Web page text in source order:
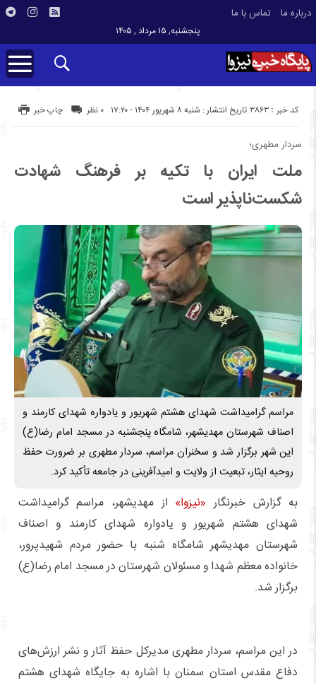
درباره ما تماس با ما
پنجشنبه, ۱۵ مرداد , ۱۴۰۵
تاریخ انتشار : شنبه ۸ شهریور ۱۴۰۴ - ۱۷:۲۰ کد خبر : 3863 چاپ خبر ۰ نظر
سردار مطهری؛
ملت ایران با تکیه بر فرهنگ شهادت
شکست‌ناپذیر است
مراسم گرامیداشت شهدای هشتم شهریور و یادواره شهدای کارمند و
اصناف شهرستان مهدیشهر، شامگاه پنجشنبه در مسجد امام رضا(ع)
این شهر برگزار شد و سخنران مراسم، سردار مطهری بر ضرورت حفظ
روحیه ایثار، تبعیت از ولایت و امیدآفرینی در جامعه تأکید کرد.
به گزارش خبرنگار «نیزوا» از مهدیشهر، مراسم گرامیداشت
شهدای هشتم شهریور و یادواره شهدای کارمند و اصناف
شهرستان مهدیشهر شامگاه شنبه با حضور مردم شهیدپرور،
خانواده معظم شهدا و مسئولان شهرستان در مسجد امام رضا(ع)
برگزار شد.
در این مراسم، سردار مطهری مدیرکل حفظ آثار و نشر ارزش‌های
دفاع مقدس استان سمنان با اشاره به جایگاه شهدای هشتم